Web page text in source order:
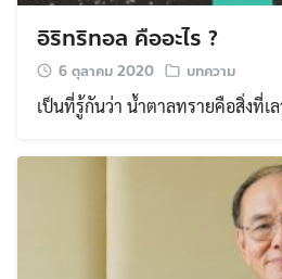
อิริทริทอล คืออะไร ?
6 ตุลาคม 2020 บทความ
เป็นที่รู้กันว่า น้ำตาลทรายคือสิ่งที่